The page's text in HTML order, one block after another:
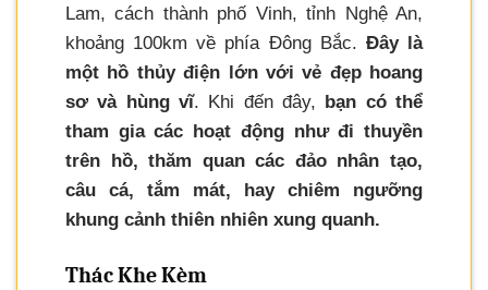
Lam, cách thành phố Vinh, tỉnh Nghệ An,
khoảng 100km về phía Đông Bắc. Đây là
một hồ thủy điện lớn với vẻ đẹp hoang
sơ và hùng vĩ. Khi đến đây,
bạn có thể
tham gia các hoạt động như đi thuyền
trên hồ, thăm quan các đảo nhân tạo,
câu cá, tắm mát, hay chiêm ngưỡng
khung cảnh thiên nhiên xung quanh.
Thác Khe Kèm